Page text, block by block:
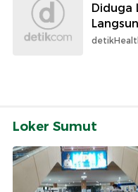
Diduga
Loker Sumut